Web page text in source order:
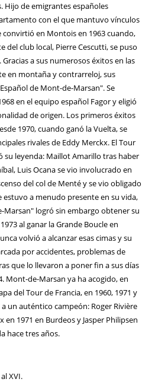
Hijo de emigrantes españoles
con el que mantuvo vínculos
convirtió en Montois en 1963 cuando,
del club local, Pierre Cescutti, se puso
a sus numerosos éxitos en las
en montaña y contrarreloj, sus
de Mont-de-Marsan". Se
en el equipo español Fagor y eligió
de origen. Los primeros éxitos
1970, cuando ganó la Vuelta, se
rivales de Eddy Merckx. El Tour
su leyenda: Maillot Amarillo tras haber
Luis Ocana se vio involucrado en
del col de Menté y se vio obligado
estuvo a menudo presente en su vida,
Marsan" logró sin embargo obtener su
al ganar la Grande Boucle en
volvió a alcanzar esas cimas y su
por accidentes, problemas de
que lo llevaron a poner fin a sus días
Mont-de-Marsan ya ha acogido, en
del Tour de Francia, en 1960, 1971 y
un auténtico campeón: Roger Rivière
en 1971 en Burdeos y Jasper Philipsen
hace tres años.
XVI.